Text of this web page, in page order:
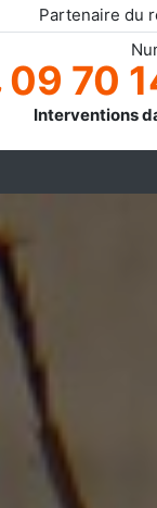
Partenaire du
09 70
Interventions